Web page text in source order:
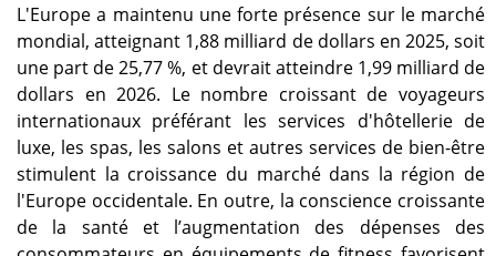
L'Europe a maintenu une forte présence sur le marché
mondial, atteignant 1,88 milliard de dollars en 2025, soit
une part de 25,77 %, et devrait atteindre 1,99 milliard de
dollars en 2026. Le nombre croissant de voyageurs
internationaux préférant les services d'hôtellerie de
luxe, les spas, les salons et autres services de bien-être
stimulent la croissance du marché dans la région de
l'Europe occidentale. En outre, la conscience croissante
de la santé et l’augmentation des dépenses des